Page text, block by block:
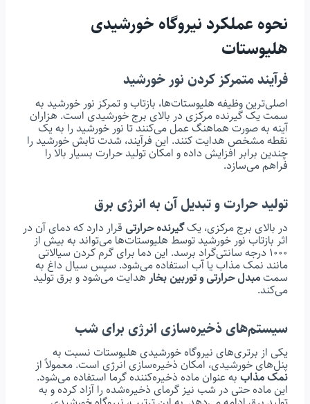
نحوه عملکرد نیروگاه خورشیدی
هلیوستات
فرآیند متمرکز کردن نور خورشید
اصلی‌ترین وظیفه هلیوستات‌ها، بازتاب و تمرکز نور خورشید به
سمت یک گیرنده مرکزی در بالای برج خورشیدی است. هزاران
آینه به صورت هماهنگ عمل می‌کنند تا نور خورشید را به یک
نقطه مشخص هدایت کنند. این فرآیند، شدت تابش خورشید را
چندین برابر افزایش داده و امکان تولید حرارت بسیار بالا را
فراهم می‌سازد.
تولید حرارت و تبدیل آن به انرژی برق
در بالای برج مرکزی، یکگیرنده حرارتی قرار دارد که دمای آن در
اثر بازتاب نور خورشید توسط هلیوستات‌ها می‌تواند به بیش از
۱۰۰۰ درجه سانتی‌گراد برسد. این دما برای گرم کردن سیالاتی
مانند نمک مذاب یا آب استفاده می‌شود. سپس سیال داغ به
سمتمبدل حرارتی و توربین بخار هدایت می‌شود و برق تولید
می‌کند.
سیستم‌های ذخیره‌سازی انرژی برای شب
یکی از برتری‌های نیروگاه خورشیدی هلیوستات نسبت به
پنل‌های خورشیدی، امکان ذخیره‌سازی انرژی است. معمولاً از
نمک مذاب به عنوان ماده ذخیره‌کننده گرما استفاده می‌شود.
این ماده حتی در شب نیز گرمای ذخیره‌شده را آزاد کرده و به